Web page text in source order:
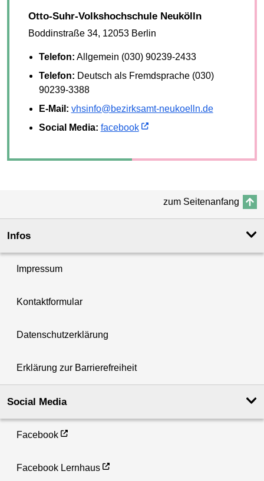
Otto-Suhr-Volkshochschule Neukölln
Boddinstraße 34, 12053 Berlin
Telefon: Allgemein (030) 90239-2433
Telefon: Deutsch als Fremdsprache (030)
90239-3388
E-Mail: vhsinfo@bezirksamt-neukoelln.de
Social Media: facebook
zum Seitenanfang
Infos
Impressum
Kontaktformular
Datenschutzerklärung
Erklärung zur Barrierefreiheit
Social Media
Facebook
Facebook Lernhaus